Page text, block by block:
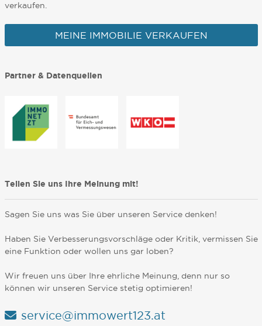
verkaufen.
MEINE IMMOBILIE VERKAUFEN
Partner & Datenquellen
Teilen Sie uns Ihre Meinung mit!
Sagen Sie uns was Sie über unseren Service denken!
Haben Sie Verbesserungsvorschläge oder Kritik, vermissen Sie
eine Funktion oder wollen uns gar loben?
Wir freuen uns über Ihre ehrliche Meinung, denn nur so
können wir unseren Service stetig optimieren!
service@immowert123.at